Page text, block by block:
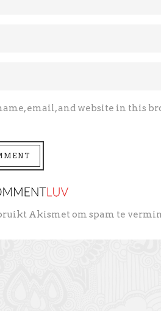
email, and website in this
Akismet om spam te